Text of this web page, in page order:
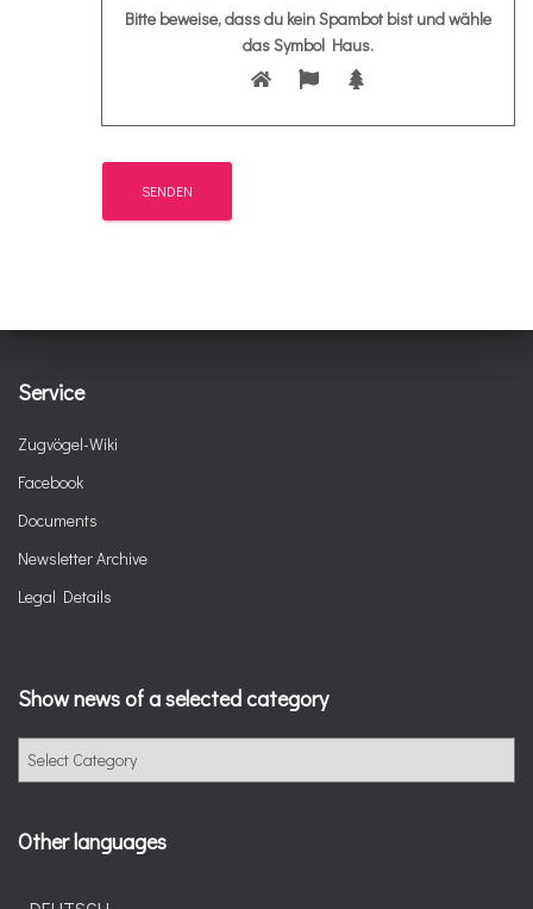
Bitte beweise, dass du kein Spambot bist und wähle
das Symbol Haus.
Service
Zugvögel-Wiki
Facebook
Documents
Newsletter Archive
Legal Details
Show news of a selected category
Other languages